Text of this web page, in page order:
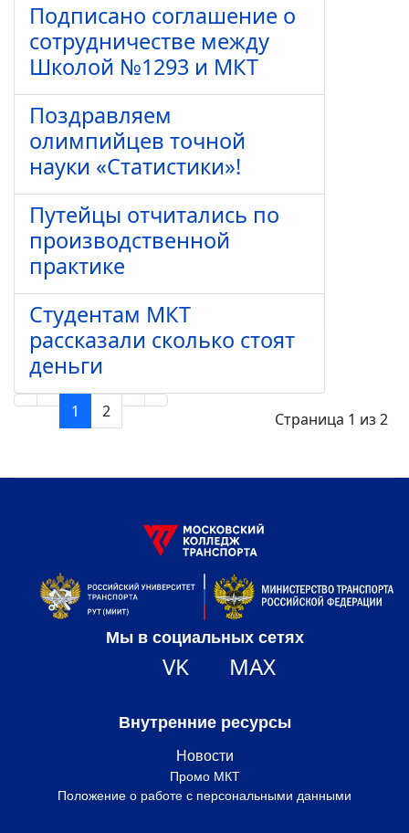
Подписано соглашение о
сотрудничестве между
Школой №1293 и МКТ
Поздравляем
олимпийцев точной
науки «Статистики»!
Путейцы отчитались по
производственной
практике
Студентам МКТ
рассказали сколько стоят
деньги
Страница 1 из 2
1 2
Мы в социальных сетях
VK MAX
Внутренние ресурсы
Новости
Промо МКТ
Положение о работе с персональными данными